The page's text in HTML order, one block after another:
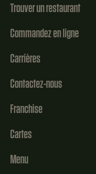
Trouver un restaurant
Commandez en ligne
Carrières
Contactez-nous
Franchise
Cartes
Menu